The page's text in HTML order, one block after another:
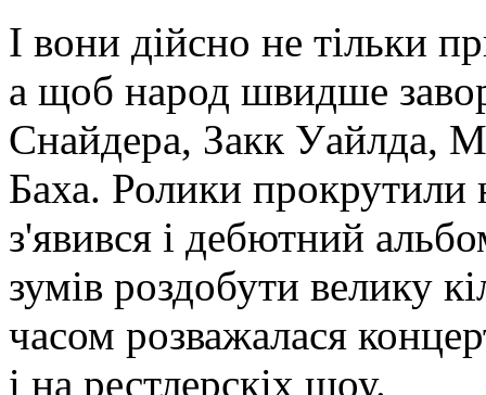
І вони дійсно не тільки
а щоб народ швидше
Снайдера, Закк Уайлда,
Баха. Ролики
з'явився і дебютний
зумів роздобути велику
часом розважалася
і на рестлерскіх шоу.